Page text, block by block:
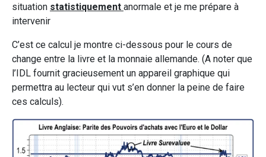
situation statistiquement anormale et je me prépare à
intervenir
C’est ce calcul je montre ci-dessous pour le cours de
change entre la livre et la monnaie allemande. (A noter que
l’IDL fournit gracieusement un appareil graphique qui
permettra au lecteur qui vut s’en donner la peine de faire
ces calculs).